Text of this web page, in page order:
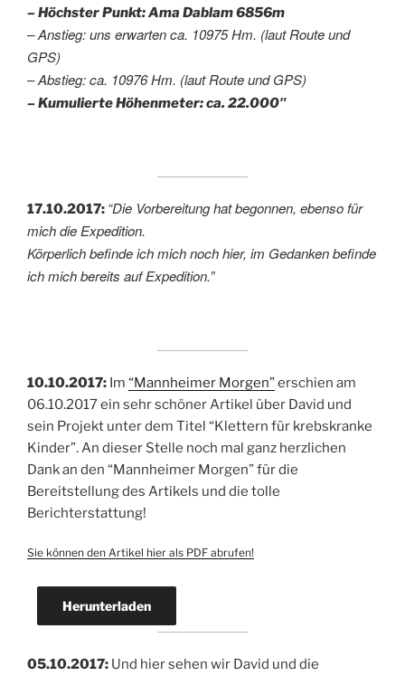
– Höchster Punkt: Ama Dablam 6856m
– Anstieg: uns erwarten ca. 10975 Hm. (laut Route und
GPS)
– Abstieg: ca. 10976 Hm. (laut Route und GPS)
– Kumulierte Höhenmeter: ca. 22.000″
17.10.2017: “Die Vorbereitung hat begonnen, ebenso für
mich die Expedition.
Körperlich befinde ich mich noch hier, im Gedanken befinde
ich mich bereits auf Expedition.”
10.10.2017: Im “Mannheimer Morgen”erschien am
06.10.2017 ein sehr schöner Artikel über David und
sein Projekt unter dem Titel “Klettern für krebskranke
Kinder”. An dieser Stelle noch mal ganz herzlichen
Dank an den “Mannheimer Morgen” für die
Bereitstellung des Artikels und die tolle
Berichterstattung!
Sie können den Artikel hier als PDF abrufen!
Herunterladen
05.10.2017: Und hier sehen wir David und die